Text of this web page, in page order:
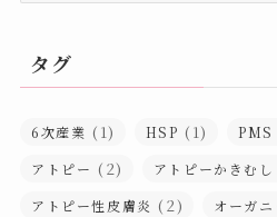
イ
ブ
タグ
6次産業 (1) HSP (1) PMS
アトピー (2) アトピーかきむし
アトピー性皮膚炎 (2) オーガニ